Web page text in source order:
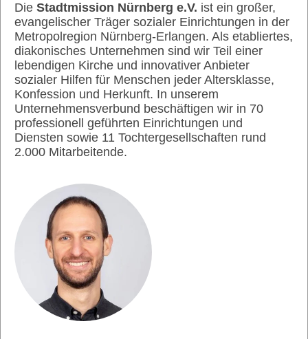
Die Stadtmission Nürnberg e.V. ist ein großer,
evangelischer Träger sozialer Einrichtungen in der
Metropolregion Nürnberg-Erlangen. Als etabliertes,
diakonisches Unternehmen sind wir Teil einer
lebendigen Kirche und innovativer Anbieter
sozialer Hilfen für Menschen jeder Altersklasse,
Konfession und Herkunft. In unserem
Unternehmensverbund beschäftigen wir in 70
professionell geführten Einrichtungen und
Diensten sowie 11 Tochtergesellschaften rund
2.000 Mitarbeitende.